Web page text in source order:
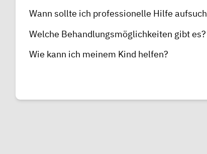
Wann sollte ich professionelle Hilfe
Welche Behandlungsmöglichkeiten gibt es?
Wie kann ich meinem Kind helfen?